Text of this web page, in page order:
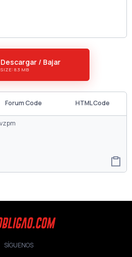
Descargar / Bajar
SIZE: 8.3 MB
Forum Code HTML Code
SÍGUENOS